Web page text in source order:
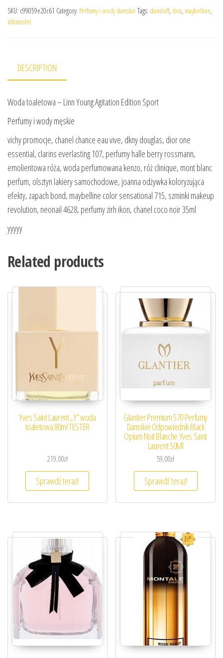
SKU: c99059e20c61 Category: Perfumy i wody damskie Tags: davidoff, ibra, maybelline,
ultraviolet
DESCRIPTION
Woda toaletowa – Linn Young Agitation Edition Sport
Perfumy i wody męskie
vichy promocje, chanel chance eau vive, dkny douglas, dior one
essential, clarins everlasting 107, perfumy halle berry rossmann,
emolientowa róża, woda perfumowana kenzo, róż clinique, mont blanc
perfum, olsztyn lakiery samochodowe, joanna odżywka koloryzująca
efekty, zapach bond, maybelline color sensational 715, szminki makeup
revolution, neonail 4628, perfumy zirh ikon, chanel coco noir 35ml
yyyyy
Related products
Yves Saint Laurent „Y” woda
toaletowa 80ml TESTER
219,00zł
Sprawdź teraz!
Glantier Premium 570 Perfumy
Damskie Odpowiednik Black
Opium Nuit Blanche Yves Saint
Laurent 50Ml
59,00zł
Sprawdź teraz!